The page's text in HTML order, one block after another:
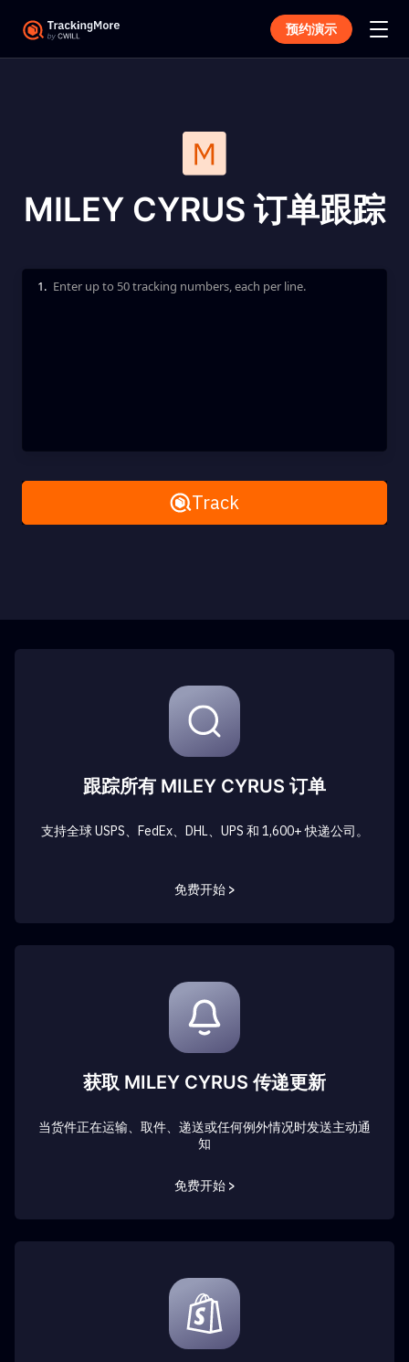
预约演示
MILEY CYRUS 订单跟踪
Enter up to 50 tracking numbers, each per line.
1.
Remove AllTrack
跟踪所有 MILEY CYRUS 订单
支持全球 USPS、FedEx、DHL、UPS 和 1,600+ 快递公司。
免费开始 >
获取 MILEY CYRUS 传递更新
当货件正在运输、取件、递送或任何例外情况时发送主动通
知
免费开始 >